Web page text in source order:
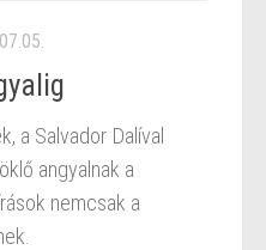
a Salvador Dalíval
angyalnak a
nemcsak a